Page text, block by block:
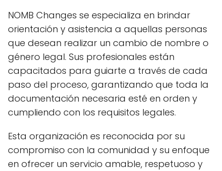
NOMB Changes se especializa en brindar
orientación y asistencia a aquellas personas
que desean realizar un cambio de nombre o
género legal. Sus profesionales están
capacitados para guiarte a través de cada
paso del proceso, garantizando que toda la
documentación necesaria esté en orden y
cumpliendo con los requisitos legales.
Esta organización es reconocida por su
compromiso con la comunidad y su enfoque
en ofrecer un servicio amable, respetuoso y